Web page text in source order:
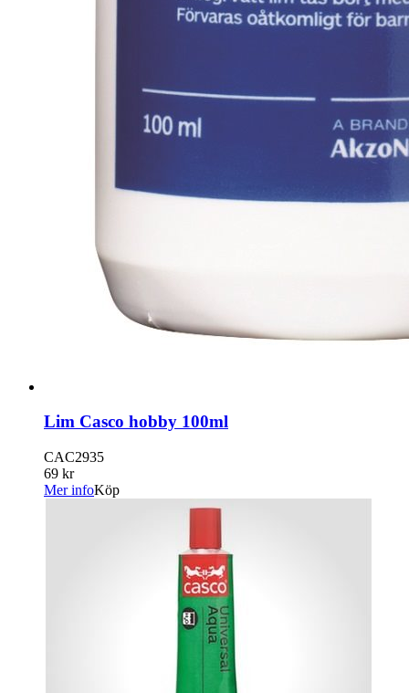
Lim Casco hobby 100ml
CAC2935
69 kr
Mer infoKöp